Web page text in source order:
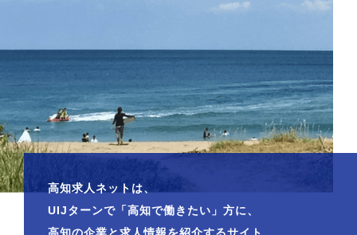
高知求人ネットは、
UIJターンで「高知で働きたい」方に、